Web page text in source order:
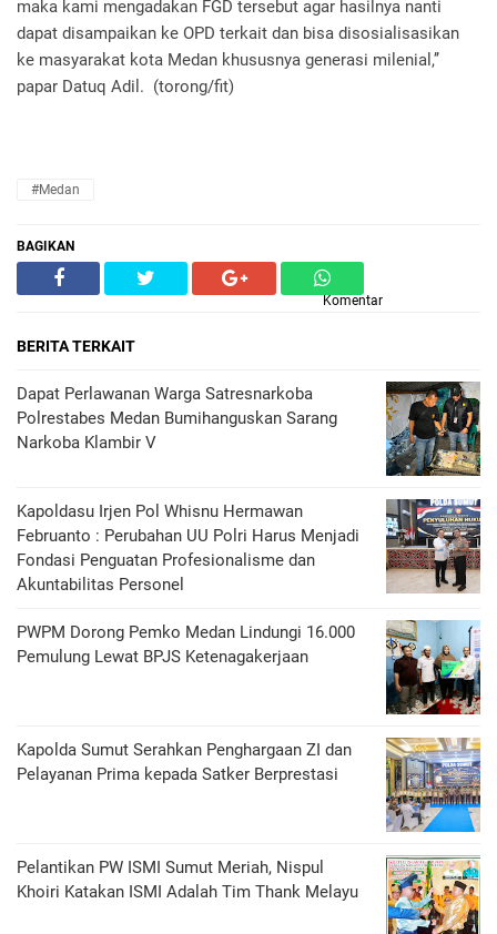
maka kami mengadakan FGD tersebut agar hasilnya nanti
dapat disampaikan ke OPD terkait dan bisa disosialisasikan
ke masyarakat kota Medan khususnya generasi milenial,’’
papar Datuq Adil. (torong/fit)
#Medan
BAGIKAN
Komentar
BERITA TERKAIT
Dapat Perlawanan Warga Satresnarkoba
Polrestabes Medan Bumihanguskan Sarang
Narkoba Klambir V
Kapoldasu Irjen Pol Whisnu Hermawan
Februanto : Perubahan UU Polri Harus Menjadi
Fondasi Penguatan Profesionalisme dan
Akuntabilitas Personel
PWPM Dorong Pemko Medan Lindungi 16.000
Pemulung Lewat BPJS Ketenagakerjaan
Kapolda Sumut Serahkan Penghargaan ZI dan
Pelayanan Prima kepada Satker Berprestasi
Pelantikan PW ISMI Sumut Meriah, Nispul
Khoiri Katakan ISMI Adalah Tim Thank Melayu